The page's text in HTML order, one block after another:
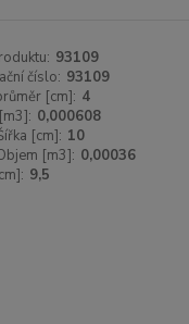
93109
číslo: 93109
[cm]: 4
0,000608
[cm]: 10
[m3]: 0,00036
9,5